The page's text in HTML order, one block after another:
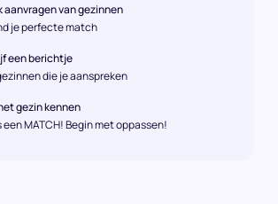
aanvragen van gezinnen
je perfecte match
een berichtje
die je aanspreken
gezin kennen
een MATCH! Begin met oppassen!